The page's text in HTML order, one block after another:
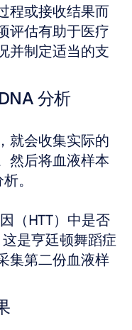
程或接收结果而
评估有助于医疗
并制定适当的支
分析
就会收集实际的
然后将血液样本
。
（HTT）中是否
是亨廷顿舞蹈症
集第二份血液样